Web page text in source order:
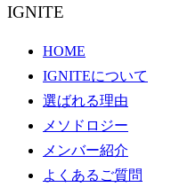
IGNITE
HOME
IGNITEについて
選ばれる理由
メソドロジー
メンバー紹介
よくあるご質問